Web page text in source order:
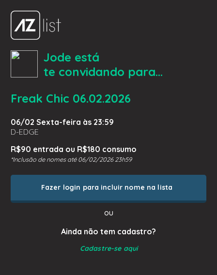
Jode está
te convidando para...
Freak Chic 06.02.2026
06/02 Sexta-feira às 23:59
D-EDGE
R$90 entrada ou R$180 consumo
*Inclusão de nomes até 06/02/2026 23h59
Fazer login para incluir nome na lista
ou
Ainda não tem cadastro?
Cadastre-se aqui